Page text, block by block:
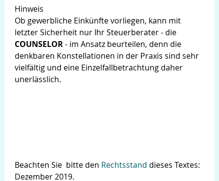
Hinweis
Ob gewerbliche Einkünfte vorliegen, kann mit
letzter Sicherheit nur Ihr Steuerberater - die
COUNSELOR- im Ansatz beurteilen, denn die
denkbaren Konstellationen in der Praxis sind sehr
vielfältig und eine Einzelfallbetrachtung daher
unerlässlich.
Beachten Sie bitte den Rechtsstand dieses Textes:
Dezember 2019.